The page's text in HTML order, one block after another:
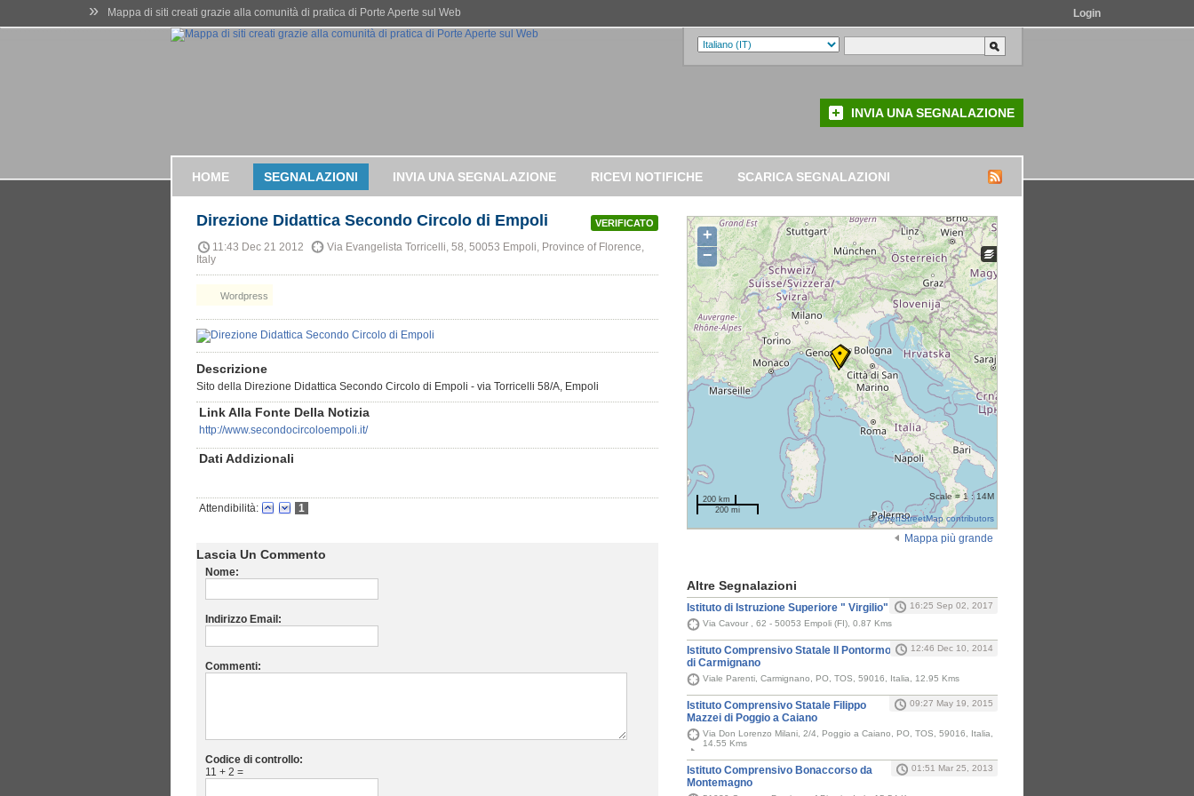
» Mappa di siti creati grazie alla comunità di pratica di Porte Aperte sul Web Login
INVIA UNA SEGNALAZIONE
HOME SEGNALAZIONI INVIA UNA SEGNALAZIONE RICEVI NOTIFICHE SCARICA SEGNALAZIONI
VERIFICATO
Direzione Didattica Secondo Circolo di Empoli
11:43 Dec 21 2012
Via Evangelista Torricelli, 58, 50053 Empoli, Province of Florence,
Italy
Wordpress
Descrizione
Sito della Direzione Didattica Secondo Circolo di Empoli - via Torricelli 58/A, Empoli
Link Alla Fonte Della Notizia
http://www.secondocircoloempoli.it/
Dati Addizionali
Attendibilità: 1
Lascia Un Commento
Nome:
Indirizzo Email:
Commenti:
Codice di controllo:
11 + 2 =
+
−
200 km
200 mi
Scale = 1 : 14M
©OpenStreetMap contributors
Mappa più grande
Altre Segnalazioni
Istituto di Istruzione Superiore " Virgilio"
16:25 Sep 02, 2017
Via Cavour , 62 - 50053 Empoli (FI), 0.87 Kms
Istituto Comprensivo Statale Il Pontormo
di Carmignano
12:46 Dec 10, 2014
Viale Parenti, Carmignano, PO, TOS, 59016, Italia, 12.95 Kms
Istituto Comprensivo Statale Filippo
Mazzei di Poggio a Caiano
09:27 May 19, 2015
Via Don Lorenzo Milani, 2/4, Poggio a Caiano, PO, TOS, 59016, Italia,
14.55 Kms
Istituto Comprensivo Bonaccorso da
Montemagno
01:51 Mar 25, 2013